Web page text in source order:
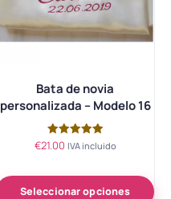
Bata de novia
personalizada – Modelo 16
Valorado
con
€21.00 IVA incluido
Seleccionar opciones